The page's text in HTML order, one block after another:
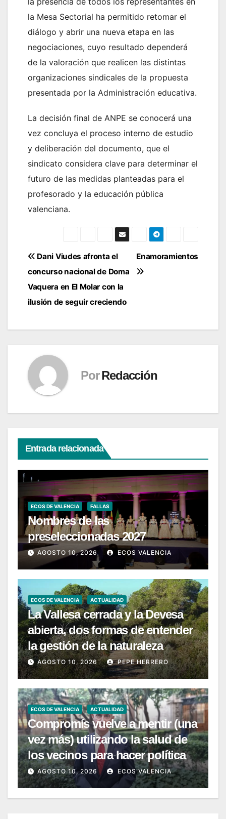
la Mesa Sectorial ha permitido retomar el
diálogo y abrir una nueva etapa en las
negociaciones, cuyo resultado dependerá
de la valoración que realicen las distintas
organizaciones sindicales de la propuesta
presentada por la Administración educativa.
La decisión final de ANPE se conocerá una
vez concluya el proceso interno de estudio
y deliberación del documento, que el
sindicato considera clave para determinar el
futuro de las medidas planteadas para el
profesorado y la educación pública
valenciana.
Navegación
de
entradas
Enamoramientos
Dani Viudes afronta el
concurso nacional de Doma
Vaquera en El Molar con la
ilusión de seguir creciendo
Por Redacción
Entrada relacionada
ECOS DE VALENCIA FALLAS
Nombres de las
preseleccionadas 2027
AGOSTO 10, 2026 ECOS VALENCIA
ECOS DE VALENCIA ACTUALIDAD
La Vallesa cerrada y la Devesa
abierta, dos formas de entender
la gestión de la naturaleza
AGOSTO 10, 2026 PEPE HERRERO
ECOS DE VALENCIA ACTUALIDAD
Compromís vuelve a mentir (una
vez más) utilizando la salud de
los vecinos para hacer política
AGOSTO 10, 2026 ECOS VALENCIA